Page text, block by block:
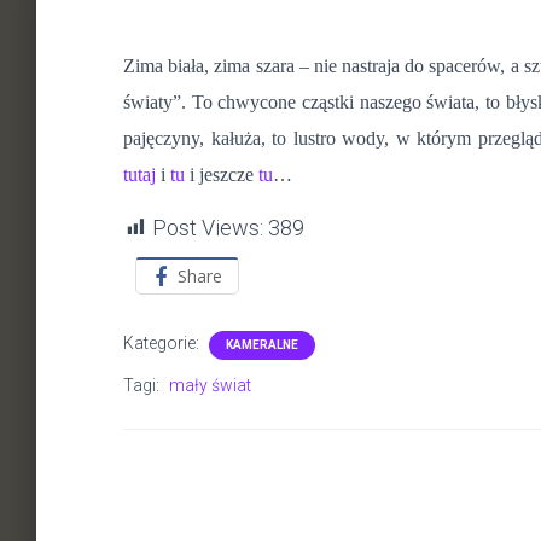
Zima biała, zima szara – nie nastraja do spacerów, a
światy”. To chwycone cząstki naszego świata, to
pajęczyny, kałuża, to lustro wody, w którym
tutaj i tu i jeszcze tu…
Post Views: 389
Share
Kategorie: KAMERALNE
Tagi: mały świat